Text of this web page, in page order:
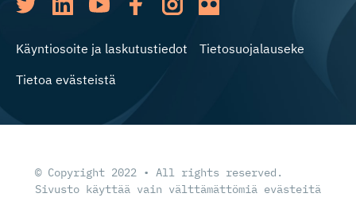
Käyntiosoite ja laskutustiedot
Tietosuojalauseke
Tietoa evästeistä
© Copyright 2022 • All rights reserved.
Sivusto käyttää vain välttämättömiä evästeitä